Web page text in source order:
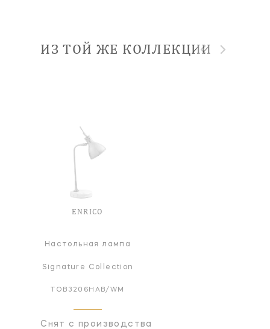
ИЗ ТОЙ ЖЕ КОЛЛЕКЦИИ
ENRICO
Настольная лампа
Signature Collection
TOB3206HAB/WM
Снят с производства